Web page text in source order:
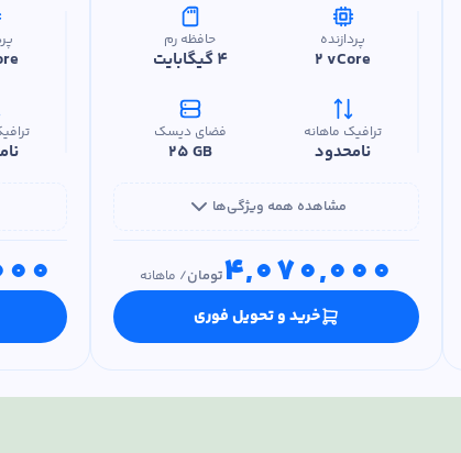
پردازنده
2 vCore
حافظه رم
4 گیگابایت
ترافیک ماهانه
نامحدود
فضای دیسک
25 GB
مشاهده همه ویژگی‌ها
4,070,000تومان/ ماهانه
خرید و تحویل فوری